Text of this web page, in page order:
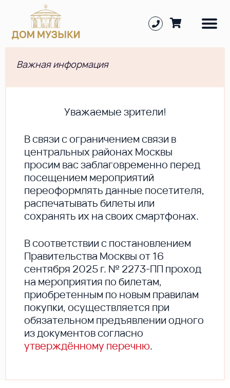
Важная информация
Уважаемые зрители!
В cвязи с ограничением связи в
центральных районах Москвы
просим вас заблаговременно перед
посещением мероприятий
переоформлять данные посетителя,
распечатывать билеты или
сохранять их на своих смартфонах.
В соответствии с постановлением
Правительства Москвы от 16
сентября 2025 г. № 2273-ПП проход
на мероприятия по билетам,
приобретенным по новым правилам
покупки, осуществляется при
обязательном предъявлении одного
из документов согласно
утверждённому перечню.